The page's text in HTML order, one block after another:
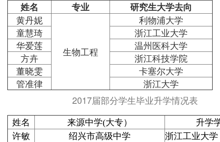
姓名 专业
研究生大学去向
黄丹妮
生物工程
利物浦大学
童慧琦
浙江工业大学
华爱莲
温州医科大学
方卉
浙江科技学院
董晓雯
卡塞尔大学
管准律
浙江大学
2017届部分学生毕业升学情况表
姓名 来源中学(大专）
升学
许敏
绍兴市高级中学
浙江工业大